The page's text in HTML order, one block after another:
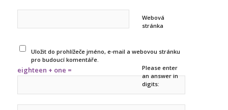
Webová
stránka
Uložit do prohlížeče jméno, e-mail a webovou stránku
pro budoucí komentáře.
Please enter
an answer in
digits:
eighteen + one =